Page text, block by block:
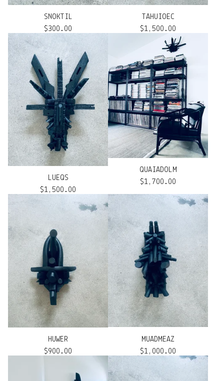
SNOKTIL
$300.00
TAHUIOEC
$1,500.00
LUEQS
$1,500.00
QUAIADOLM
$1,700.00
HUWER
$900.00
MUADMEAZ
$1,000.00